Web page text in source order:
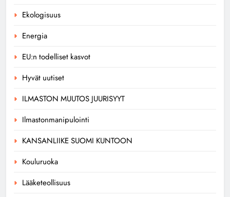
Ekologisuus
Energia
EU:n todelliset kasvot
Hyvät uutiset
ILMASTON MUUTOS JUURISYYT
Ilmastonmanipulointi
KANSANLIIKE SUOMI KUNTOON
Kouluruoka
Lääketeollisuus